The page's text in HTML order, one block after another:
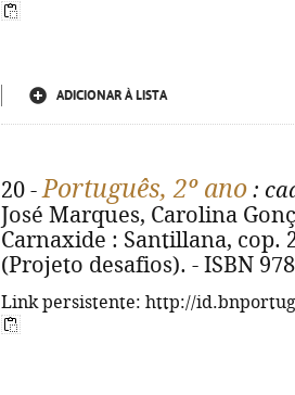
ADICIONAR À LISTA
20 -Português, 2º ano :
José Marques, Carolina
Carnaxide : Santillana, cop.
(Projeto desafios). - ISBN
Link persistente: http://